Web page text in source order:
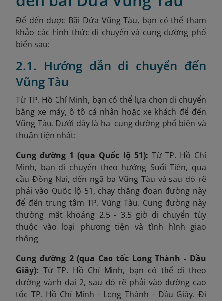
Để đến được Bãi Dứa Vũng Tàu, bạn có thể tham
khảo các hình thức di chuyển và cung đường phổ
biến sau:
2.1. Hướng dẫn di chuyển đến
Vũng Tàu
Từ TP. Hồ Chí Minh, bạn có thể lựa chọn di chuyển
bằng xe máy, ô tô cá nhân hoặc xe khách để đến
Vũng Tàu. Dưới đây là hai cung đường phổ biến và
thuận tiện nhất:
Cung đường 1 (qua Quốc lộ 51): Từ TP. Hồ Chí
Minh, bạn di chuyển theo hướng Suối Tiên, qua
cầu Đồng Nai, đến ngã ba Vũng Tàu và sau đó rẽ
phải vào Quốc lộ 51, chạy thẳng đoạn đường này
để đến trung tâm TP. Vũng Tàu. Cung đường này
thường mất khoảng 2.5 - 3.5 giờ di chuyển tùy
thuộc vào loại phương tiện và tình hình giao
thông.
Cung đường 2 (qua Cao tốc Long Thành - Dầu
Giây): Từ TP. Hồ Chí Minh, bạn có thể đi theo
đường vành đai 2, sau đó rẽ phải vào đường cao
tốc TP. Hồ Chí Minh - Long Thành - Dầu Giây. Đi